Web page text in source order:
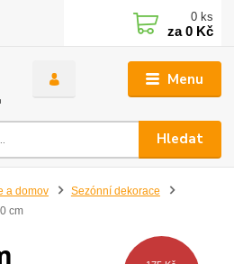
Menu
Hledat
0 ks
za0 Kč
a domov
Sezónní dekorace
cm